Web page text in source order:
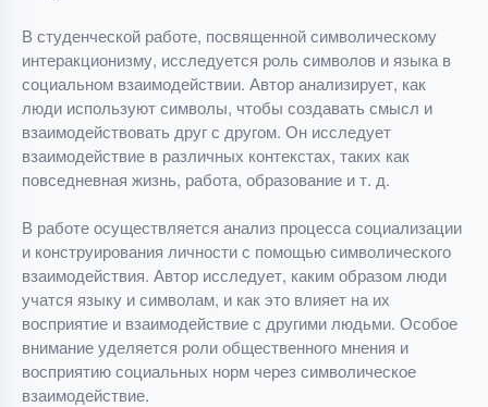
В студенческой работе, посвященной символическому
интеракционизму, исследуется роль символов и языка в
социальном взаимодействии. Автор анализирует, как
люди используют символы, чтобы создавать смысл и
взаимодействовать друг с другом. Он исследует
взаимодействие в различных контекстах, таких как
повседневная жизнь, работа, образование и т. д.
В работе осуществляется анализ процесса социализации
и конструирования личности с помощью символического
взаимодействия. Автор исследует, каким образом люди
учатся языку и символам, и как это влияет на их
восприятие и взаимодействие с другими людьми. Особое
внимание уделяется роли общественного мнения и
восприятию социальных норм через символическое
взаимодействие.